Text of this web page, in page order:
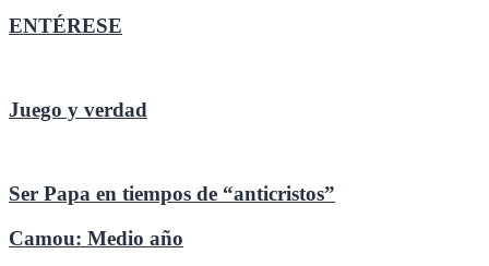
ENTÉRESE
Juego y verdad
Ser Papa en tiempos de “anticristos”
Camou: Medio año